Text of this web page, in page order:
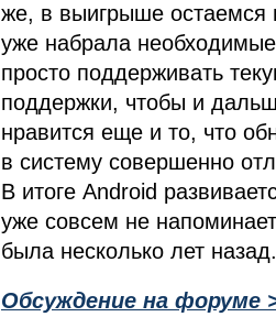
же, в выигрыше остаемся
уже набрала
просто поддерживать
поддержки, чтобы и
нравится еще и то, что
в систему совершенно
В итоге Android
уже совсем не
была несколько лет назад.
Обсуждение на форуме